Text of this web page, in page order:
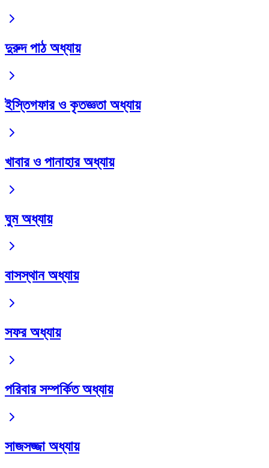
দুরুদ পাঠ অধ্যায়
ইস্তিগফার ও কৃতজ্ঞতা অধ্যায়
খাবার ও পানাহার অধ্যায়
ঘুম অধ্যায়
বাসস্থান অধ্যায়
সফর অধ্যায়
পরিবার সম্পর্কিত অধ্যায়
সাজসজ্জা অধ্যায়